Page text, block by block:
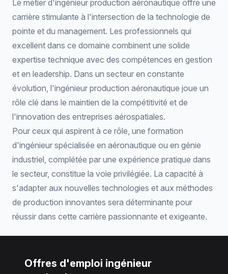
Le métier d'ingénieur production aéronautique offre une
carrière stimulante à l'intersection de la technologie de
pointe et du management. Les professionnels qui
excellent dans ce domaine combinent une solide
expertise technique avec des compétences en gestion
et en leadership. Dans un secteur en constante
évolution, l'ingénieur production aéronautique joue un
rôle clé dans le maintien de la compétitivité et de
l'innovation des entreprises aérospatiales.
Pour ceux qui aspirent à ce rôle, une formation
d'ingénieur spécialisée en aéronautique ou en génie
industriel, complétée par une expérience pratique dans
le secteur, constitue la voie privilégiée. La capacité à
s'adapter aux nouvelles technologies et aux méthodes
de production innovantes sera déterminante pour
réussir dans cette carrière passionnante et exigeante.
Offres d'emploi ingénieur